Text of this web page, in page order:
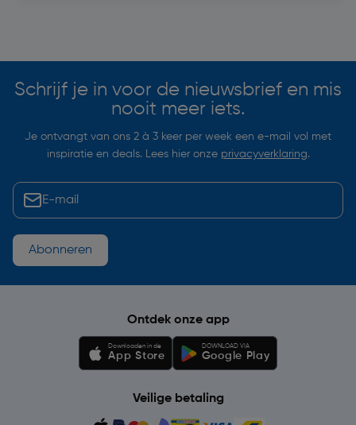
Schrijf je in voor de nieuwsbrief en mis
nooit meer iets.
Je ontvangt van ons 2 à 3 keer per week een e-mail vol met
inspiratie en deals. Lees hier onze privacyverklaring.
Abonneren
Ontdek onze app
Downloaden in de
App Store
DOWNLOAD VIA
Google Play
Veilige betaling